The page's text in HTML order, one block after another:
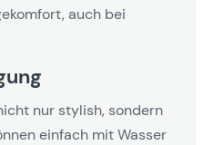
auch bei
nur stylish, sondern
einfach mit Wasser